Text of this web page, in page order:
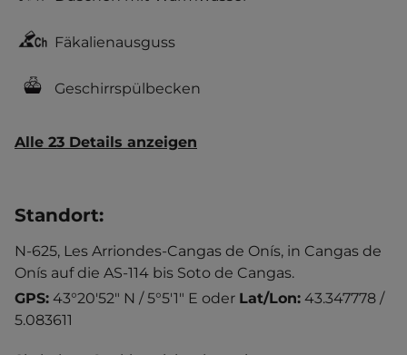
Fäkalienausguss
Geschirrspülbecken
Alle 23 Details anzeigen
Standort:
N-625, Les Arriondes-Cangas de Onís, in Cangas de
Onís auf die AS-114 bis Soto de Cangas.
GPS: 43°20'52" N / 5°5'1" E oder Lat/Lon: 43.347778 /
5.083611